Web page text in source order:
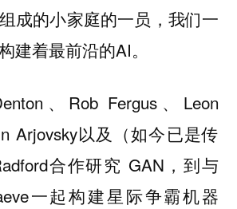
成的小家庭的一员，我们一
建着最前沿的AI。
、Rob Fergus、Leon
Arjovsky以及（如今已是传
合作研究 GAN，到与
一起构建星际争霸机器